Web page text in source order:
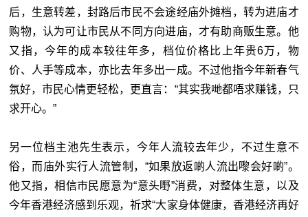
后，生意转差，封路后市民不会途经庙外摊档，转为进庙才
购物，认为可让市民从不同方向进庙，才有助商贩生意。他
又指，今年的成本较往年多，档位价格比上年贵6万，物
价、人手等成本，亦比去年多出一成。不过他指今年新春气
氛好，市民心情更轻松，更直言：“其实我哋都唔求赚钱，只
求开心。”
另一位档主池先生表示，今年人流较去年少，不过生意不
俗，而庙外实行人流管制，“如果放返啲人流出嚟会好啲”。
他又指，相信市民愿意为“意头嘢”消费，对整体生意，以及
今年香港经济感到乐观，祈求“大家身体健康，香港经济再好